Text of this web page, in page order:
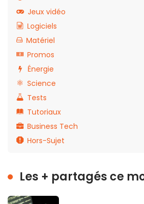
Jeux vidéo
Logiciels
Matériel
Promos
Énergie
Science
Tests
Tutoriaux
Business Tech
Hors-Sujet
Les + partagés ce